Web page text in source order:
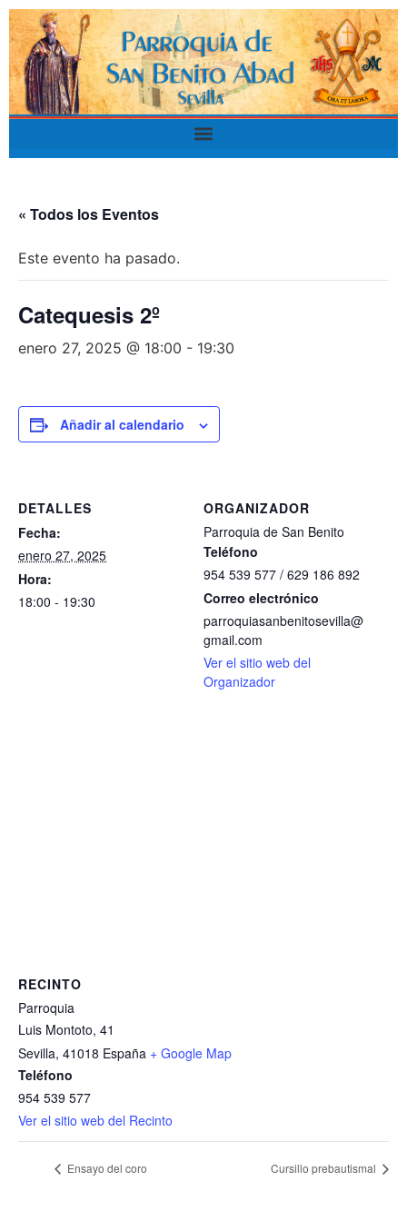
« Todos los Eventos
Este evento ha pasado.
Catequesis 2º
enero 27, 2025 @ 18:00 - 19:30
Añadir al calendario
DETALLES
Fecha:
enero 27, 2025
Hora:
18:00 - 19:30
ORGANIZADOR
Parroquia de San Benito
Teléfono
954 539 577 / 629 186 892
Correo electrónico
parroquiasanbenitosevilla@
gmail.com
Ver el sitio web del
Organizador
RECINTO
Parroquia
Luis Montoto, 41
Sevilla, 41018 España + Google Map
Teléfono
954 539 577
Ver el sitio web del Recinto
Ensayo del coro Cursillo prebautismal